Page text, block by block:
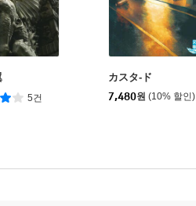
5건
カスタ-ド
7,480원 (10% 할인)